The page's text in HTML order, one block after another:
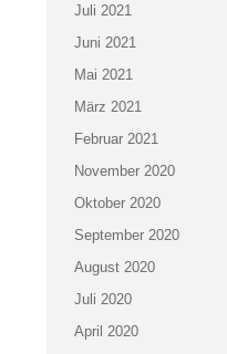
Juli 2021
Juni 2021
Mai 2021
März 2021
Februar 2021
November 2020
Oktober 2020
September 2020
August 2020
Juli 2020
April 2020